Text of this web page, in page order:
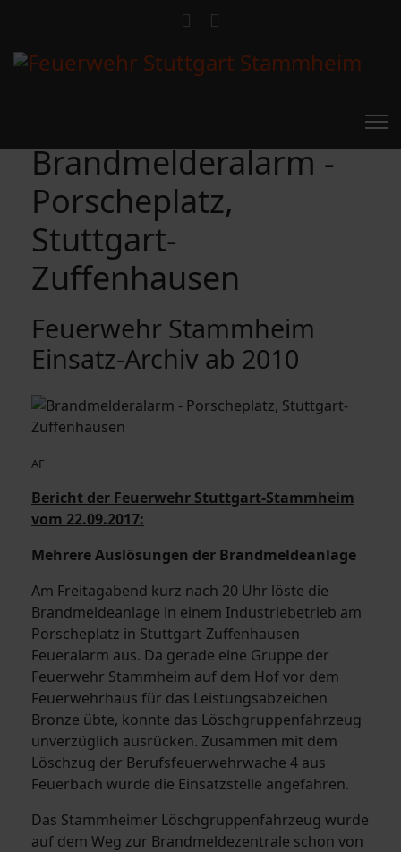
Feuerwehr Stammheim
Einsatz-Archiv ab 2010
Brandmelderalarm -
Porscheplatz,
Stuttgart-
Zuffenhausen
AF
Bericht der Feuerwehr Stuttgart-Stammheim
vom 22.09.2017:
Mehrere Auslösungen der Brandmeldeanlage
Am Freitagabend kurz nach 20 Uhr löste die
Brandmeldeanlage in einem Industriebetrieb am
Porscheplatz in Stuttgart-Zuffenhausen
Feueralarm aus. Da gerade eine Gruppe der
Feuerwehr Stammheim auf dem Hof vor dem
Feuerwehrhaus für das Leistungsabzeichen
Bronze übte, konnte das Löschgruppenfahrzeug
unverzüglich ausrücken. Zusammen mit dem
Löschzug der Berufsfeuerwehrwache 4 aus
Feuerbach wurde die Einsatzstelle angefahren.
Das Stammheimer Löschgruppenfahrzeug wurde
auf dem Weg zur Brandmeldezentrale schon von